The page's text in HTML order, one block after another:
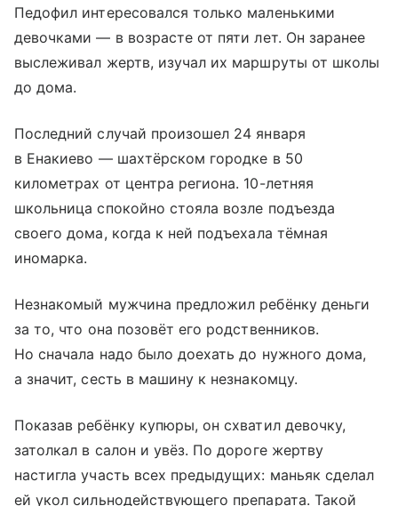
Педофил интересовался только маленькими
девочками — в возрасте от пяти лет. Он заранее
выслеживал жертв, изучал их маршруты от школы
до дома.
Последний случай произошел 24 января
в Енакиево — шахтёрском городке в 50
километрах от центра региона. 10-летняя
школьница спокойно стояла возле подъезда
своего дома, когда к ней подъехала тёмная
иномарка.
Незнакомый мужчина предложил ребёнку деньги
за то, что она позовёт его родственников.
Но сначала надо было доехать до нужного дома,
а значит, сесть в машину к незнакомцу.
Показав ребёнку купюры, он схватил девочку,
затолкал в салон и увёз. По дороге жертву
настигла участь всех предыдущих: маньяк сделал
ей укол сильнодействующего препарата. Такой